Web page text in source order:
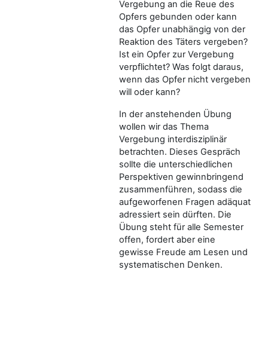
Vergebung an die Reue des
Opfers gebunden oder kann
das Opfer unabhängig von der
Reaktion des Täters vergeben?
Ist ein Opfer zur Vergebung
verpflichtet? Was folgt daraus,
wenn das Opfer nicht vergeben
will oder kann?
In der anstehenden Übung
wollen wir das Thema
Vergebung interdisziplinär
betrachten. Dieses Gespräch
sollte die unterschiedlichen
Perspektiven gewinnbringend
zusammenführen, sodass die
aufgeworfenen Fragen adäquat
adressiert sein dürften. Die
Übung steht für alle Semester
offen, fordert aber eine
gewisse Freude am Lesen und
systematischen Denken.